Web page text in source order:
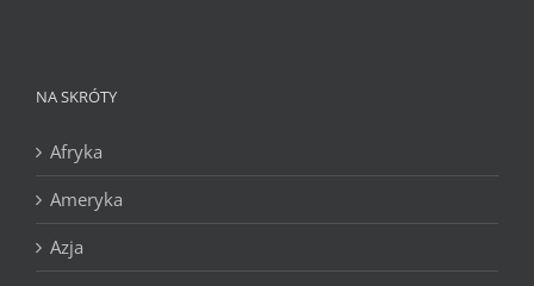
NA SKRÓTY
Afryka
Ameryka
Azja